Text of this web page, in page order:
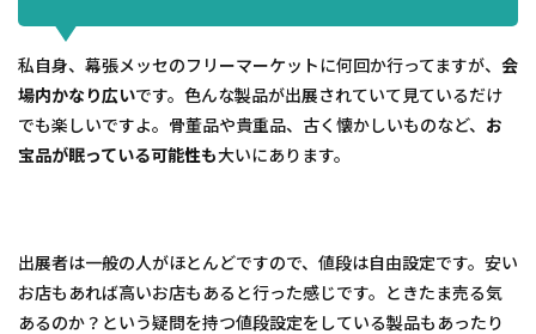
私自身、幕張メッセのフリーマーケットに何回か行ってますが、 会
場内かなり広いです。色んな製品が出展されていて見ているだけ
でも楽しいですよ。骨董品や貴重品、古く懐かしいものなど、 お
宝品が眠っている可能性も大いにあります。
出展者は一般の人がほとんどですので、値段は自由設定です。安い
お店もあれば高いお店もあると行った感じです。ときたま売る気
あるのか？という疑問を持つ値段設定をしている製品もあったり